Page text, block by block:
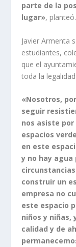
parte de la
lugar», planteó.
Javier Armenta
estudiantes,
que el
toda la
«Nosotros,
seguir
nos asiste
espacios
en este
y no hay
construir un
empresa no
este espacio
niños y niñas,
calidad y de